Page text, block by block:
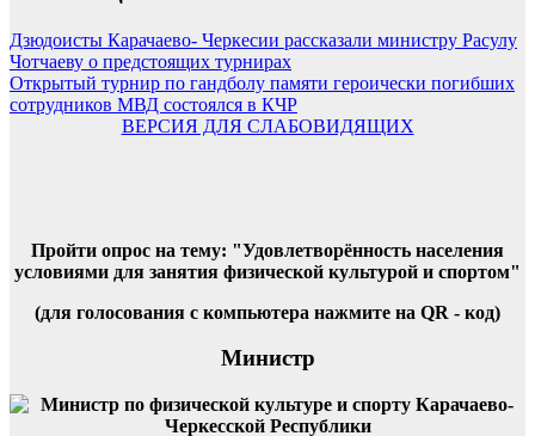
Дзюдоисты Карачаево- Черкесии рассказали министру Расулу
Чотчаеву о предстоящих турнирах
Открытый турнир по гандболу памяти героически погибших
сотрудников МВД состоялся в КЧР
ВЕРСИЯ ДЛЯ СЛАБОВИДЯЩИХ
Пройти опрос на тему: "Удовлетворённость населения
условиями для занятия физической культурой и спортом"
(для голосования с компьютера нажмите на QR - код)
Министр